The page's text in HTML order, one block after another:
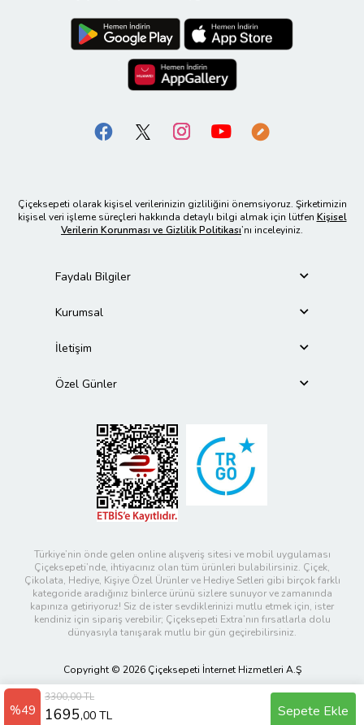
%49
3300,00 TL
1695,00 TL Sepete Ekle
Çiçeksepeti olarak kişisel verilerinizin gizliliğini önemsiyoruz. Şirketimizin
kişisel veri işleme süreçleri hakkında detaylı bilgi almak için lütfen Kişisel
Verilerin Korunması ve Gizlilik Politikası’nı inceleyiniz.
Faydalı Bilgiler
Kurumsal
İletişim
Özel Günler
Türkiye’nin önde gelen online alışveriş sitesi ve mobil uygulaması
Çiçeksepeti’nde, ihtiyacınız olan tüm ürünleri bulabilirsiniz. Çiçek,
Çikolata, Hediye, Kişiye Özel Ürünler ve Hediye Setleri gibi birçok farklı
kategoride aradığınız binlerce ürünü sizlere sunuyor ve zamanında
kapınıza getiriyoruz! Siz de ister sevdiklerinizi mutlu etmek için, ister
kendiniz için sipariş verebilir; Çiçeksepeti Extra’nın fırsatlarla dolu
dünyasıyla tanışarak mutlu bir gün geçirebilirsiniz.
Copyright © 2026 Çiçeksepeti İnternet Hizmetleri A.Ş